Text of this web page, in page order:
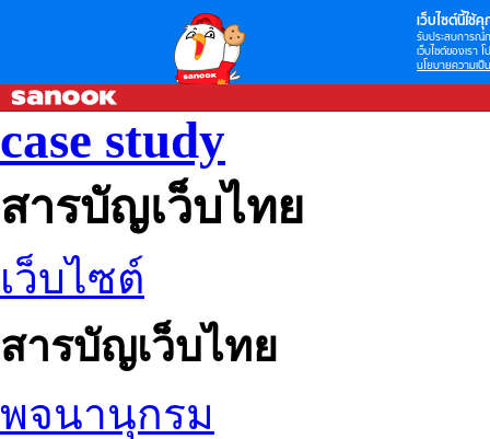
เว็บไซต์นี้ใช้คุ
รับประสบการณ์
เว็บไซต์ของเรา
นโยบายความเป็
case study
สารบัญเว็บไทย
เว็บไซต์
สารบัญเว็บไทย
พจนานุกรม